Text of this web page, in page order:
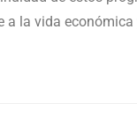
a la vida